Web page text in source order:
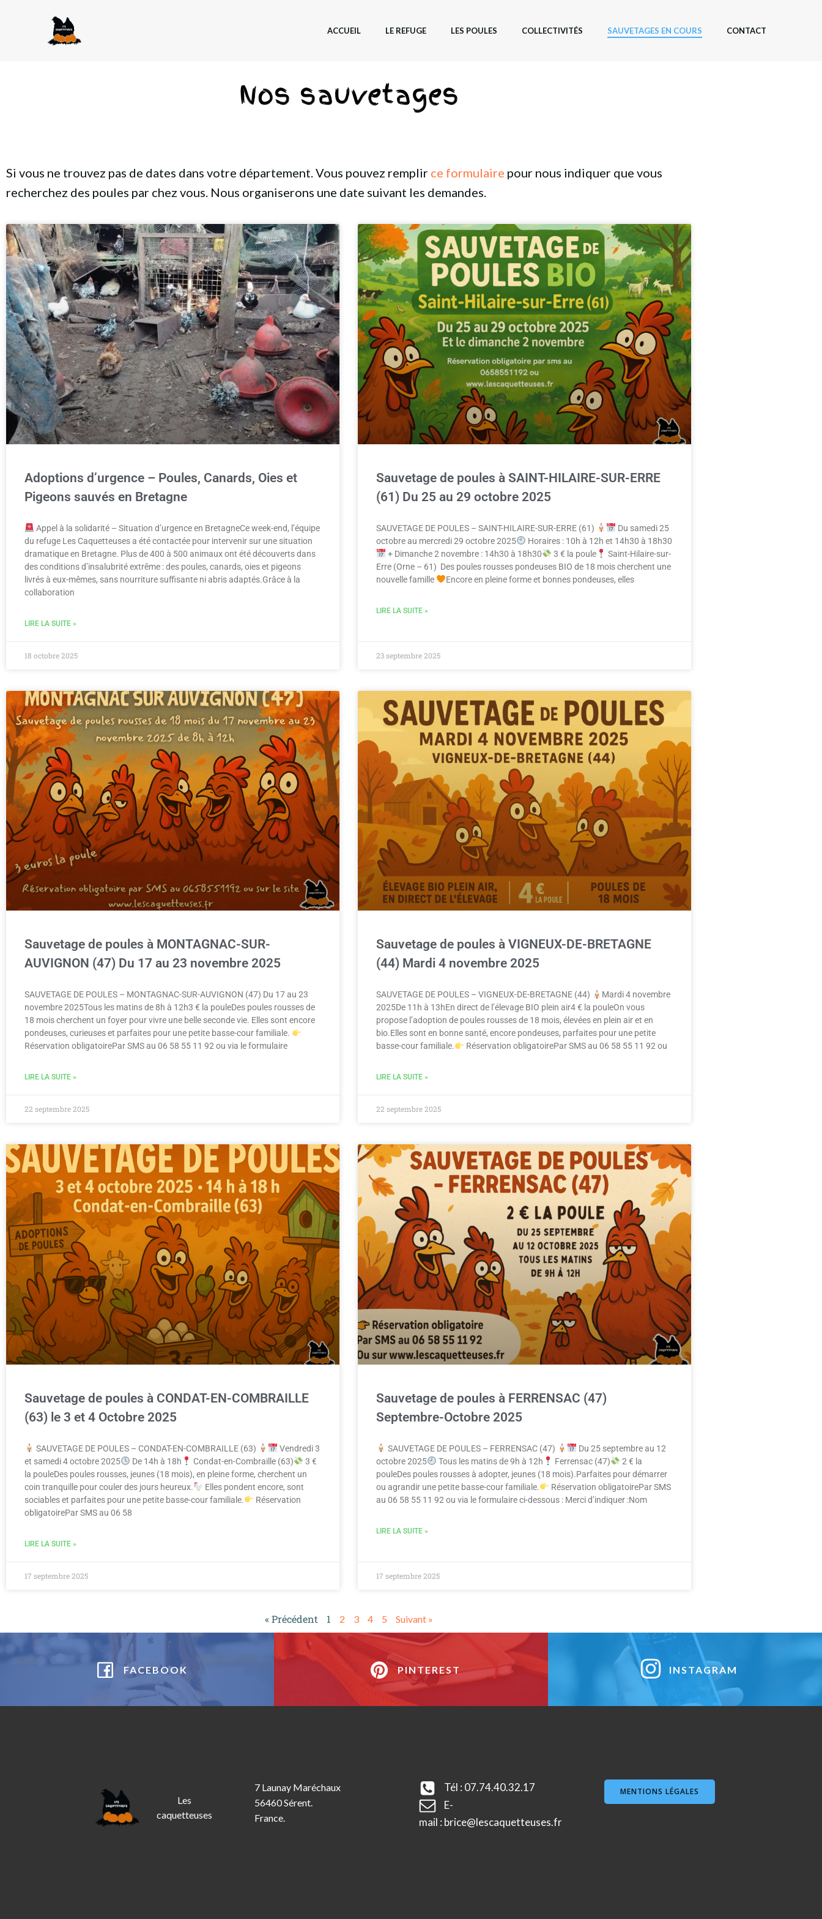
ACCUEIL LE REFUGE LES POULES COLLECTIVITÉS SAUVETAGES EN COURS CONTACT
Nos sauvetages
Si vous ne trouvez pas de dates dans votre département. Vous pouvez remplir ce formulaire pour nous indiquer que vous
recherchez des poules par chez vous. Nous organiserons une date suivant les demandes.
Adoptions d’urgence – Poules, Canards, Oies et
Pigeons sauvés en Bretagne
Appel à la solidarité – Situation d’urgence en BretagneCe week-end, l’équipe
du refuge Les Caquetteuses a été contactée pour intervenir sur une situation
dramatique en Bretagne. Plus de 400 à 500 animaux ont été découverts dans
des conditions d’insalubrité extrême : des poules, canards, oies et pigeons
livrés à eux-mêmes, sans nourriture suffisante ni abris adaptés.Grâce à la
collaboration
LIRE LA SUITE »
18 octobre 2025
Sauvetage de poules à SAINT-HILAIRE-SUR-ERRE
(61) Du 25 au 29 octobre 2025
SAUVETAGE DE POULES – SAINT-HILAIRE-SUR-ERRE (61)
Du samedi 25
octobre au mercredi 29 octobre 2025
Horaires : 10h à 12h et 14h30 à 18h30
+ Dimanche 2 novembre : 14h30 à 18h30
3 € la poule
Saint-Hilaire-sur-
Erre (Orne – 61) Des poules rousses pondeuses BIO de 18 mois cherchent une
nouvelle famille
Encore en pleine forme et bonnes pondeuses, elles
LIRE LA SUITE »
23 septembre 2025
Sauvetage de poules à MONTAGNAC-SUR-
AUVIGNON (47) Du 17 au 23 novembre 2025
SAUVETAGE DE POULES – MONTAGNAC-SUR-AUVIGNON (47) Du 17 au 23
novembre 2025Tous les matins de 8h à 12h3 € la pouleDes poules rousses de
18 mois cherchent un foyer pour vivre une belle seconde vie. Elles sont encore
pondeuses, curieuses et parfaites pour une petite basse-cour familiale.
Réservation obligatoirePar SMS au 06 58 55 11 92 ou via le formulaire
LIRE LA SUITE »
22 septembre 2025
Sauvetage de poules à VIGNEUX-DE-BRETAGNE
(44) Mardi 4 novembre 2025
SAUVETAGE DE POULES – VIGNEUX-DE-BRETAGNE (44)
Mardi 4 novembre
2025De 11h à 13hEn direct de l’élevage BIO plein air4 € la pouleOn vous
propose l’adoption de poules rousses de 18 mois, élevées en plein air et en
bio.Elles sont en bonne santé, encore pondeuses, parfaites pour une petite
basse-cour familiale.
Réservation obligatoirePar SMS au 06 58 55 11 92 ou
LIRE LA SUITE »
22 septembre 2025
Sauvetage de poules à CONDAT-EN-COMBRAILLE
(63) le 3 et 4 Octobre 2025
SAUVETAGE DE POULES – CONDAT-EN-COMBRAILLE (63)
Vendredi 3
et samedi 4 octobre 2025
De 14h à 18h Condat-en-Combraille (63)
3 €
la pouleDes poules rousses, jeunes (18 mois), en pleine forme, cherchent un
coin tranquille pour couler des jours heureux.
Elles pondent encore, sont
sociables et parfaites pour une petite basse-cour familiale.
Réservation
obligatoirePar SMS au 06 58
LIRE LA SUITE »
17 septembre 2025
Sauvetage de poules à FERRENSAC (47)
Septembre-Octobre 2025
SAUVETAGE DE POULES – FERRENSAC (47)
Du 25 septembre au 12
octobre 2025
Tous les matins de 9h à 12h Ferrensac (47)
2 € la
pouleDes poules rousses à adopter, jeunes (18 mois).Parfaites pour démarrer
ou agrandir une petite basse-cour familiale.
Réservation obligatoirePar SMS
au 06 58 55 11 92 ou via le formulaire ci-dessous : Merci d’indiquer :Nom
LIRE LA SUITE »
17 septembre 2025
« Précédent 1 2 3 4 5 Suivant »
FACEBOOK PINTEREST INSTAGRAM
Les
caquetteuses
7 Launay Maréchaux
56460 Sérent.
France.
Tél : 07.74.40.32.17
E-
mail : brice@lescaquetteuses.fr
MENTIONS LÉGALES